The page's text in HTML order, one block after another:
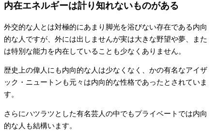
内在エネルギーは計り知れないものがある
外交的な人とは対極的にあまり脚光を浴びない存在である内向
的な人ですが、外には出しませんが実は大きな野望や夢、また
は特別な能力を内在していることも少なくありません。
歴史上の偉人にも内向的な人は少なくなく、かの有名なアイザ
ック・ニュートンも元々は内向的な性格であったとされていま
す。
さらにハツラツとした有名芸人の中でもプライベートでは内向
的な人も結構います。